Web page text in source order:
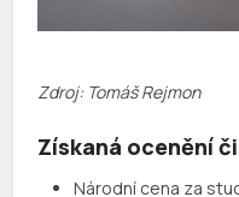
Zdroj: Tomáš Rejmon
Získaná ocenění
Národní cena za